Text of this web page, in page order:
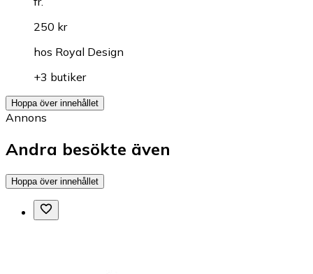
250 kr
hos Royal Design
+3 butiker
Hoppa över innehållet
Annons
Andra besökte även
Hoppa över innehållet